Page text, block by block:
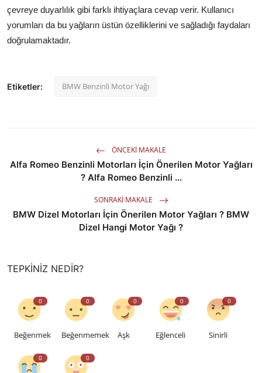
çevreye duyarlılık gibi farklı ihtiyaçlara cevap verir. Kullanıcı
yorumları da bu yağların üstün özelliklerini ve sağladığı faydaları
doğrulamaktadır.
Etiketler: BMW Benzinli Motor Yağı
ÖNCEKI MAKALE
Alfa Romeo Benzinli Motorları İçin Önerilen Motor Yağları
? Alfa Romeo Benzinli ...
SONRAKI MAKALE
BMW Dizel Motorları İçin Önerilen Motor Yağları ? BMW
Dizel Hangi Motor Yağı ?
TEPKINIZ NEDIR?
0
Beğenmek
0
Beğenmemek
0
Aşk
0
Eğlenceli
0
Sinirli
0 0